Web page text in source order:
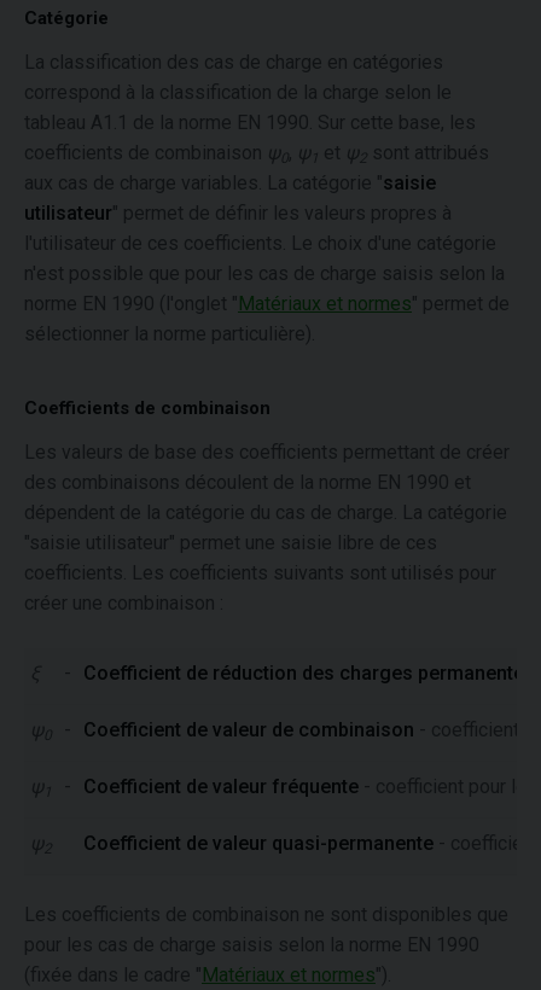
Catégorie
La classification des cas de charge en catégories
correspond à la classification de la charge selon le
tableau A1.1 de la norme EN 1990. Sur cette base, les
coefficients de combinaison ψ0 , ψ 1 et ψ2
sont attribués
aux cas de charge variables. La catégorie "saisie
utilisateur" permet de définir les valeurs propres à
l'utilisateur de ces coefficients. Le choix d'une catégorie
n'est possible que pour les cas de charge saisis selon la
norme EN 1990 (l'onglet "Matériaux et normes" permet de
sélectionner la norme particulière).
Coefficients de combinaison
Les valeurs de base des coefficients permettant de créer
des combinaisons découlent de la norme EN 1990 et
dépendent de la catégorie du cas de charge. La catégorie
"saisie utilisateur" permet une saisie libre de ces
coefficients. Les coefficients suivants sont utilisés pour
créer une combinaison :
ξ - Coefficient de réduction des charges
ψ - Coefficient de valeur de combinaison - coefficient
ψ 1 - Coefficient de valeur fréquente - coefficient pour
ψ2 Coefficient de valeur quasi-permanente -
Les coefficients de combinaison ne sont disponibles que
pour les cas de charge saisis selon la norme EN 1990
(fixée dans le cadre "Matériaux et normes").